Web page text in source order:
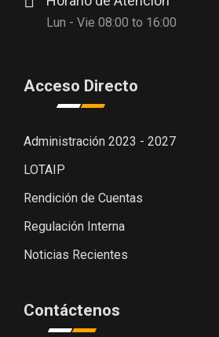
Lun - Vie 08:00 to 16:00
Acceso Directo
Administración 2023 - 2027
LOTAIP
Rendición de Cuentas
Regulación Interna
Noticias Recientes
Contáctenos